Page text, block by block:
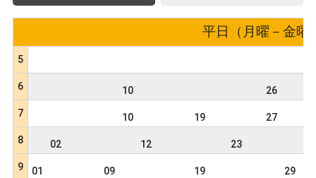
平日（月曜－金
5
6 10
26
7
10 19
27
8
02 12
23
9
01 09 19
29